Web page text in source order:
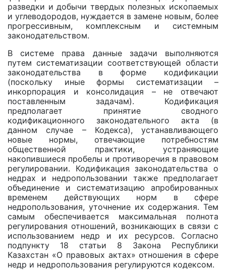
разведки и добычи твердых полезных ископаемых
и углеводородов, нуждается в замене новым, более
прогрессивным, комплексным и системным
законодательством.
В системе права данные задачи выполняются
путем систематизации соответствующей области
законодательства в форме кодификации
(поскольку иные формы систематизации –
инкорпорация и консолидация – не отвечают
поставленным задачам). Кодификация
предполагает принятие сводного
кодификационного законодательного акта (в
данном случае – Кодекса), устанавливающего
новые нормы, отвечающие потребностям
общественной практики, устраняющие
накопившиеся пробелы и противоречия в правовом
регулировании. Кодификация законодательства о
недрах и недропользовании также предполагает
объединение и систематизацию апробированных
временем действующих норм в сфере
недропользования, уточнение их содержания. Тем
самым обеспечивается максимальная полнота
регулирования отношений, возникающих в связи c
использованием недр и их ресурсов. Согласно
подпункту 18 статьи 8 Закона Республики
Казахстан «О правовых актах» отношения в сфере
недр и недропользования регулируются кодексом.